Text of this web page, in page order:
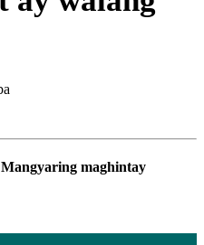
maghintay